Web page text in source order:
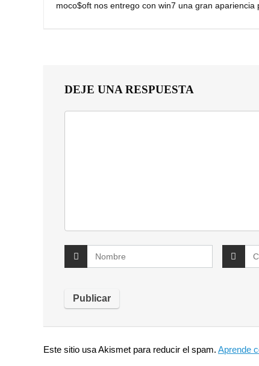
moco$oft nos entrego con win7 una gran
DEJE UNA RESPUESTA
Este sitio usa Akismet para reducir el spam. Aprende